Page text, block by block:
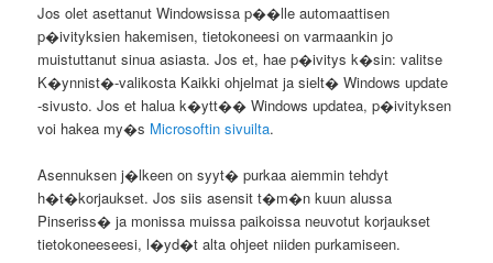
Jos olet asettanut Windowsissa p��lle automaattisen
p�ivityksien hakemisen, tietokoneesi on varmaankin jo
muistuttanut sinua asiasta. Jos et, hae p�ivitys k�sin: valitse
K�ynnist�-valikosta Kaikki ohjelmat ja sielt� Windows update
-sivusto. Jos et halua k�ytt�� Windows updatea, p�ivityksen
voi hakea my�s Microsoftin sivuilta.
Asennuksen j�lkeen on syyt� purkaa aiemmin tehdyt
h�t�korjaukset. Jos siis asensit t�m�n kuun alussa
Pinseriss� ja monissa muissa paikoissa neuvotut korjaukset
tietokoneeseesi, l�yd�t alta ohjeet niiden purkamiseen.